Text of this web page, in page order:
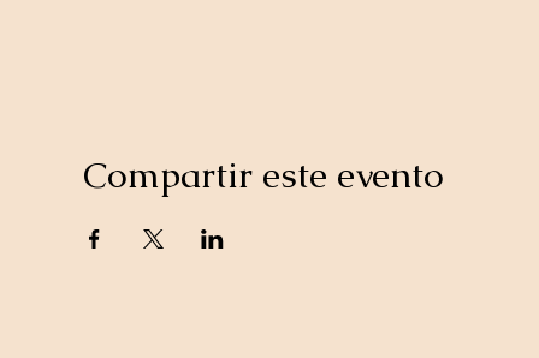
Compartir este evento